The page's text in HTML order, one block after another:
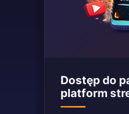
Dostęp do
platform